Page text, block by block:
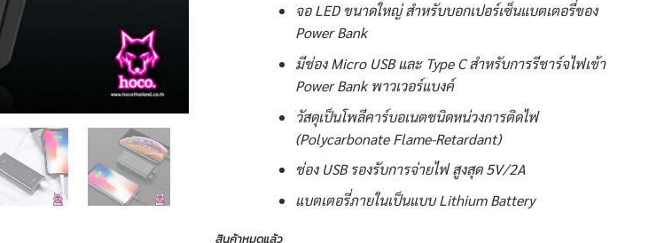
จอ LED ขนาดใหญ่ สำหรับบอกเปอร์เซ็นแบตเตอรี่ของ
Power Bank
มีช่อง Micro USB และ Type C สำหรับการรีชาร์จไฟเข้า
Power Bank พาวเวอร์แบงค์
วัสดุเป็นโพลีคาร์บอเนตชนิดหน่วงการติดไฟ
(Polycarbonate Flame-Retardant)
ช่อง USB รองรับการจ่ายไฟ สูงสุด 5V/2A
แบตเตอรี่ภายในเป็นแบบ Lithium Battery
สินค้าหมดแล้ว